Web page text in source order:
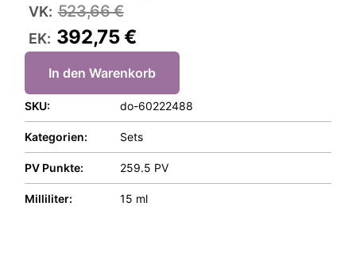
VK: 523,66€
EK: 392,75€
In den Warenkorb
SKU: do-60222488
Kategorien: Sets
PV Punkte: 259.5 PV
Milliliter: 15 ml